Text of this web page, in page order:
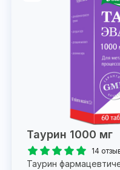
Таурин 1000 мг
14
Таурин